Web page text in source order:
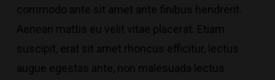
commodo ante sit amet ante finibus hendrerit.
Aenean mattis eu velit vitae placerat. Etiam
suscipit, erat sit amet rhoncus efficitur, lectus
augue egestas ante, non malesuada lectus